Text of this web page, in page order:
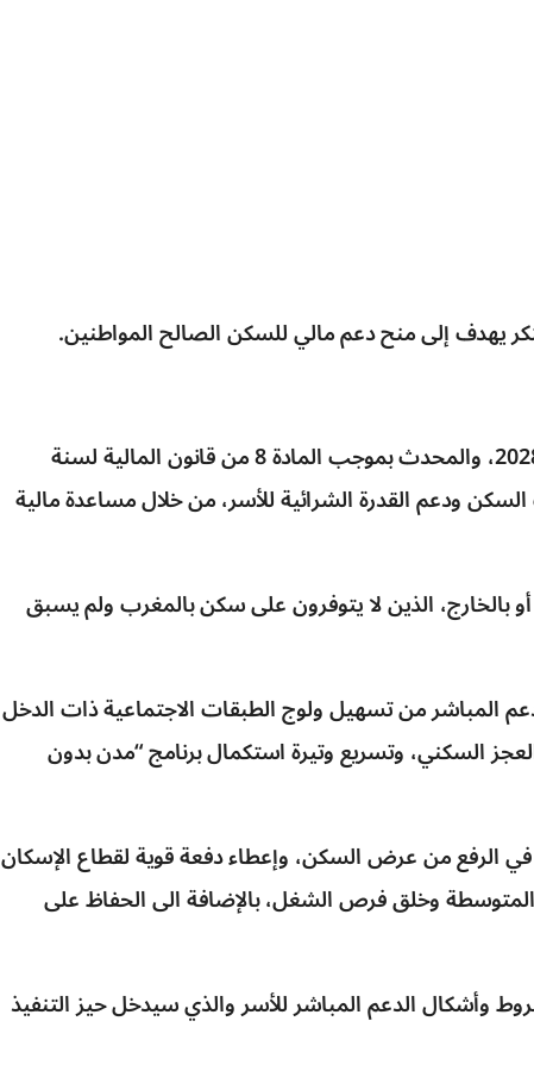
يهدف إلى منح دعم مالي للسكن الصالح المواطنين.
يروم البرنامج الجديد الذي يهم الفترة ما بين 2024 و 2028، والمحدث بموجب المادة 8 من قانون المالية لسنة
السكن ودعم القدرة الشرائية للأسر، من خلال مساعدة مالية
بالخارج، الذين لا يتوفرون على سكن بالمغرب ولم يسبق
المباشر من تسهيل ولوج الطبقات الاجتماعية ذات الدخل
السكني، وتسريع وتيرة استكمال برنامج “مدن بدون
الرفع من عرض السكن، وإعطاء دفعة قوية لقطاع الإسكان
وخلق فرص الشغل، بالإضافة الى الحفاظ على
وأشكال الدعم المباشر للأسر والذي سيدخل حيز التنفيذ